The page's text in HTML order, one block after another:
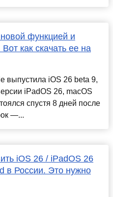
функцией и
как скачать ее на
выпустила iOS 26 beta 9,
iPadOS 26, macOS
спустя 8 дней после
—...
iOS 26 / iPadOS 26
в России. Это нужно